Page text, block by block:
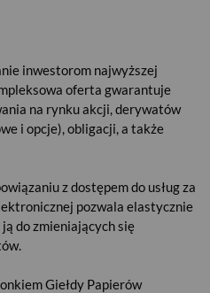
inwestorom najwyższej
oferta gwarantuje
na rynku akcji, derywatów
i opcje), obligacji, a także
z dostępem do usług za
pozwala elastycznie
do zmieniających się
Giełdy Papierów